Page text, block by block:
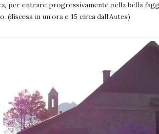
per entrare progressivamente nella bella
in un’ora e 15 circa dall’Autes)